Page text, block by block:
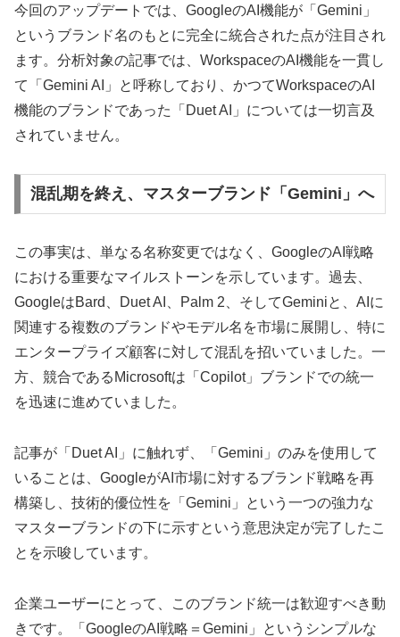
今回のアップデートでは、GoogleのAI機能が「Gemini」
というブランド名のもとに完全に統合された点が注目され
ます。分析対象の記事では、WorkspaceのAI機能を一貫し
て「Gemini AI」と呼称しており、かつてWorkspaceのAI
機能のブランドであった「Duet AI」については一切言及
されていません。
混乱期を終え、マスターブランド「Gemini」へ
この事実は、単なる名称変更ではなく、GoogleのAI戦略
における重要なマイルストーンを示しています。過去、
GoogleはBard、Duet AI、Palm 2、そしてGeminiと、AIに
関連する複数のブランドやモデル名を市場に展開し、特に
エンタープライズ顧客に対して混乱を招いていました。一
方、競合であるMicrosoftは「Copilot」ブランドでの統一
を迅速に進めていました。
記事が「Duet AI」に触れず、「Gemini」のみを使用して
いることは、GoogleがAI市場に対するブランド戦略を再
構築し、技術的優位性を「Gemini」という一つの強力な
マスターブランドの下に示すという意思決定が完了したこ
とを示唆しています。
企業ユーザーにとって、このブランド統一は歓迎すべき動
きです。「GoogleのAI戦略＝Gemini」というシンプルな